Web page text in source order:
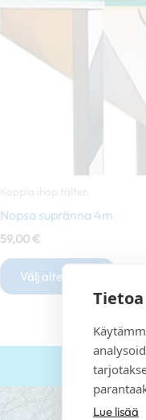
Koppla ihop tälten
Nopsa supränna 4m
59,00€
Välj alternativ
flera
De
olika
kan
Lue lisää